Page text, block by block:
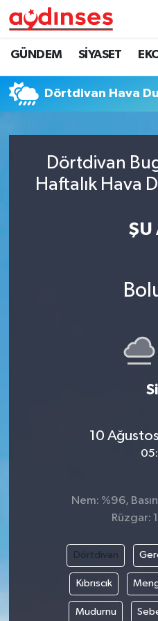
GÜNDEM SİYASET
Dörtdivan Hava
Dörtdivan
Haftalık Hava
ŞU
10
Nem: %96,
Rüzgar:
Dörtdivan
Kıbrıscık
Mudurnu
GÜNDEM
SİYASET
DÜNYA
SPOR
Nöbetçi Eczaneler
Hava Durumu
Trafik Durumu
Süper Lig Puan